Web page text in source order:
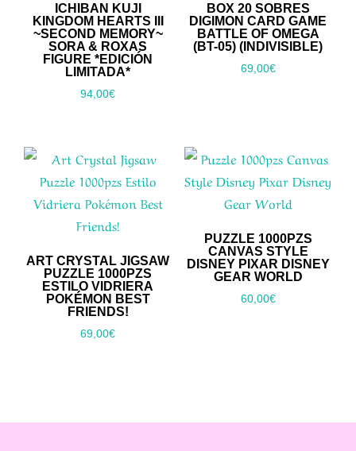
ICHIBAN KUJI
KINGDOM HEARTS III
~SECOND MEMORY~
SORA & ROXAS
FIGURE *EDICIÓN
LIMITADA*
94,00€
BOX 20 SOBRES
DIGIMON CARD GAME
BATTLE OF OMEGA
(BT-05) (INDIVISIBLE)
69,00€
ART CRYSTAL JIGSAW
PUZZLE 1000PZS
ESTILO VIDRIERA
POKÉMON BEST
FRIENDS!
69,00€
PUZZLE 1000PZS
CANVAS STYLE
DISNEY PIXAR DISNEY
GEAR WORLD
60,00€